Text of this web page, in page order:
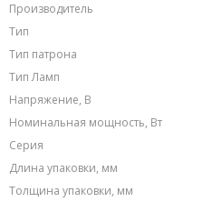
Производитель
Тип
Тип патрона
Тип Ламп
Напряжение, В
Номинальная мощность, Вт
Серия
Длина упаковки, мм
Толщина упаковки, мм